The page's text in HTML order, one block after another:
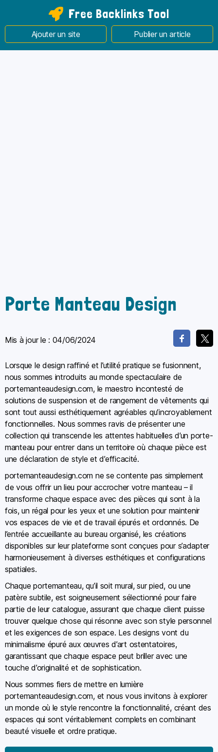
Free Backlinks Tool
Ajouter un site Publier un article
Porte Manteau Design
Mis à jour le : 04/06/2024
Lorsque le design raffiné et l’utilité pratique se fusionnent,
nous sommes introduits au monde spectaculaire de
portemanteaudesign.com, le maestro incontesté de
solutions de suspension et de rangement de vêtements qui
sont tout aussi esthétiquement agréables qu’incroyablement
fonctionnelles. Nous sommes ravis de présenter une
collection qui transcende les attentes habituelles d’un porte-
manteau pour entrer dans un territoire où chaque pièce est
une déclaration de style et d’efficacité.
portemanteaudesign.com ne se contente pas simplement
de vous offrir un lieu pour accrocher votre manteau – il
transforme chaque espace avec des pièces qui sont à la
fois, un régal pour les yeux et une solution pour maintenir
vos espaces de vie et de travail épurés et ordonnés. De
l’entrée accueillante au bureau organisé, les créations
disponibles sur leur plateforme sont conçues pour s’adapter
harmonieusement à diverses esthétiques et configurations
spatiales.
Chaque portemanteau, qu’il soit mural, sur pied, ou une
patère subtile, est soigneusement sélectionné pour faire
partie de leur catalogue, assurant que chaque client puisse
trouver quelque chose qui résonne avec son style personnel
et les exigences de son espace. Les designs vont du
minimalisme épuré aux œuvres d’art ostentatoires,
garantissant que chaque espace peut briller avec une
touche d’originalité et de sophistication.
Nous sommes fiers de mettre en lumière
portemanteaudesign.com, et nous vous invitons à explorer
un monde où le style rencontre la fonctionnalité, créant des
espaces qui sont véritablement complets en combinant
beauté visuelle et ordre pratique.